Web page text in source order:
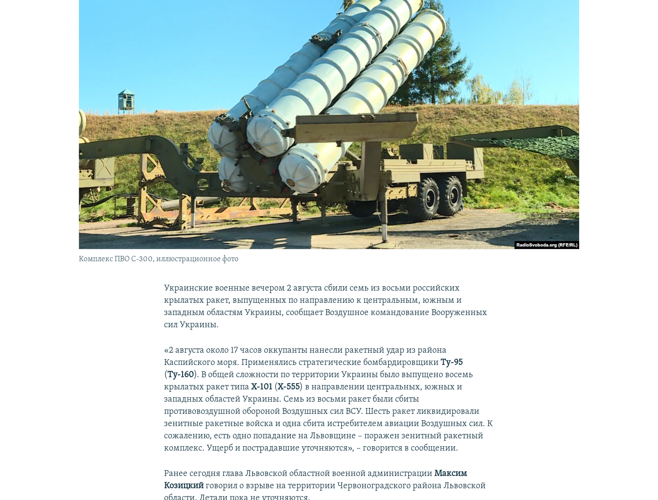
Комплекс ПВО С-300, иллюстрационное фото
Украинские военные вечером 2 августа сбили семь из восьми российских
крылатых ракет, выпущенных по направлению к центральным, южным и
западным областям Украины, сообщает Воздушное командование Вооруженных
сил Украины.
«2 августа около 17 часов оккупанты нанесли ракетный удар из района
Каспийского моря. Применялись стратегические бомбардировщикиТу-95
(Ту-160). В общей сложности по территории Украины было выпущено восемь
крылатых ракет типаХ-101 (Х-555) в направлении центральных, южных и
западных областей Украины. Семь из восьми ракет были сбиты
противовоздушной обороной Воздушных сил ВСУ. Шесть ракет ликвидировали
зенитные ракетные войска и одна сбита истребителем авиации Воздушных сил. К
сожалению, есть одно попадание на Львовщине – поражен зенитный ракетный
комплекс. Ущерб и пострадавшие уточняются», – говорится в сообщении.
Ранее сегодня глава Львовской областной военной администрацииМаксим
Козицкий говорил о взрыве на территории Червоноградского района Львовской